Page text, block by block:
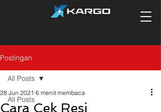
Postingan
All Posts
All Posts
Cara Cek Resi
28 Jun 2021 6 menit membaca